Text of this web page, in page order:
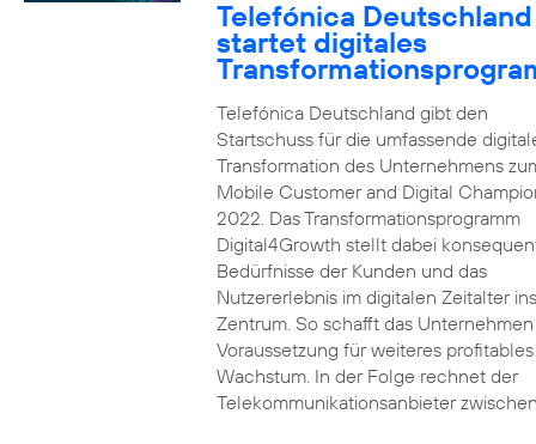
Telefónica Deutschland
startet digitales
Telefónica Deutschland gibt den
Startschuss für die umfassende
Transformation des Unternehmens
Mobile Customer and Digital
2022. Das Transformationsprogramm
Digital4Growth stellt dabei
Bedürfnisse der Kunden und das
Nutzererlebnis im digitalen Zeitalter ins
Zentrum. So schafft das
Voraussetzung für weiteres profitables
Wachstum. In der Folge rechnet der
Telekommunikationsanbieter